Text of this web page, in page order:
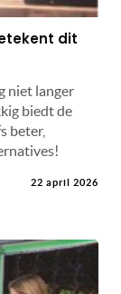
dit
niet langer
biedt de
beter,
22 april 2026